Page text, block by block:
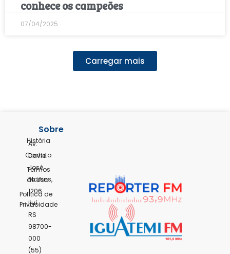
conhece os campeões
07/04/2025
Carregar mais
Av.
David
José
Martins,
1206
Ijuí,
RS
98700-
000
(55)
Sobre
História
Contato
Termos
de Uso
Política de
Privacidade